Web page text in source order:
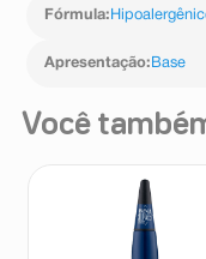
Fórmula:
Apresentação: Base
Você